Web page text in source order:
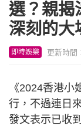
選？親揭
深刻的大
即時娛樂 更新時間
《2024香港
行，不過連日
發文表示已收